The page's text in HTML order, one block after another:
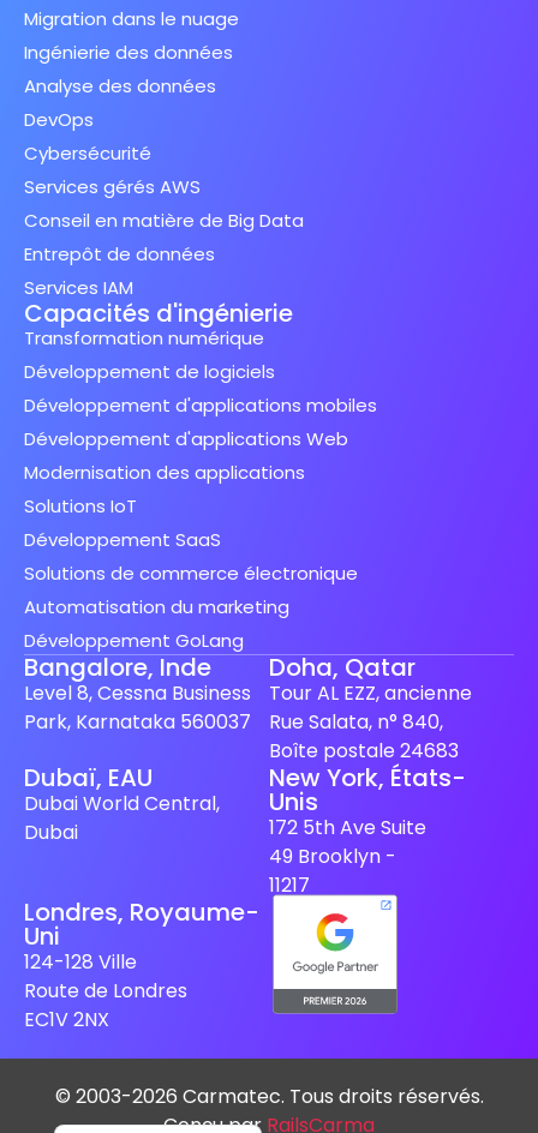
Migration dans le nuage
Ingénierie des données
Analyse des données
DevOps
Cybersécurité
Services gérés AWS
Conseil en matière de Big Data
Entrepôt de données
Services IAM
Capacités d'ingénierie
Transformation numérique
Développement de logiciels
Développement d'applications mobiles
Développement d'applications Web
Modernisation des applications
Solutions IoT
Développement SaaS
Solutions de commerce électronique
Automatisation du marketing
Développement GoLang
Bangalore, Inde
Level 8, Cessna Business
Park, Karnataka 560037
Doha, Qatar
Tour AL EZZ, ancienne
Rue Salata, n° 840,
Boîte postale 24683
Dubaï, EAU
Dubai World Central,
Dubai
New York, États-
Unis
172 5th Ave Suite
49 Brooklyn -
11217
Londres, Royaume-
Uni
124-128 Ville
Route de Londres
EC1V 2NX
© 2003-2026 Carmatec. Tous droits réservés.
Conçu par RailsCarma
German
Japanese
Dutch
Spanish (Spain)